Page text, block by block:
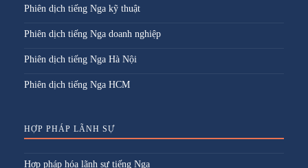
Phiên dịch tiếng Nga kỹ thuật
Phiên dịch tiếng Nga doanh nghiệp
Phiên dịch tiếng Nga Hà Nội
Phiên dịch tiếng Nga HCM
HỢP PHÁP LÃNH SỰ
Hợp pháp hóa lãnh sự tiếng Nga